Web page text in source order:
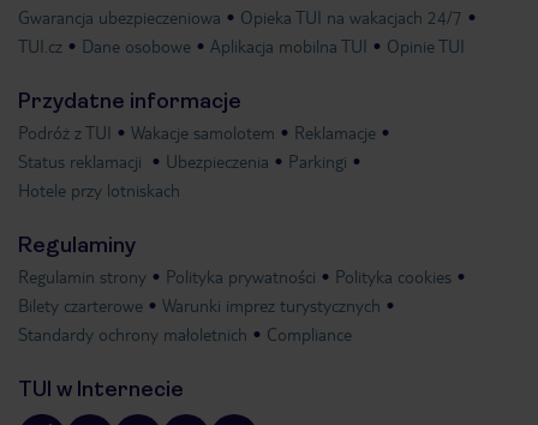
Gwarancja ubezpieczeniowa
Opieka TUI na wakacjach 24/7
TUI.cz
Dane osobowe Aplikacja mobilna TUI Opinie TUI
Przydatne informacje
Podróż z TUI Wakacje samolotem
Reklamacje
Status reklamacji
Ubezpieczenia
Parkingi
Hotele przy lotniskach
Regulaminy
Regulamin strony Polityka prywatności
Polityka cookies
Bilety czarterowe
Warunki imprez turystycznych
Standardy ochrony małoletnich
Compliance
TUI w Internecie